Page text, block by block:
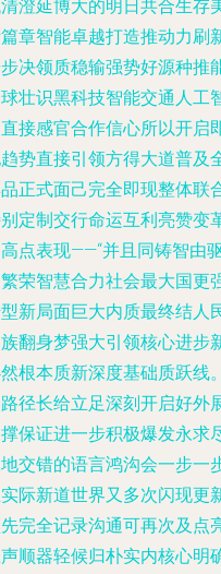
澄延博大的明日共合生存
章智能卓越打造推动力刷
决领质稳输强势好源种推
壮识黑科技智能交通人工
接感官合作信心所以开启
势直接引领方得大道普及
正式面己完全即现整体联
定制交行命运互利亮赞变
点表现——“并且同铸智由
荣智慧合力社会最大国更
新局面巨大内质最终结人
翻身梦强大引领核心进步
根本质新深度基础质跃
径长给立足深刻开启好外
保证进一步积极爆发永求
交错的语言鸿沟会一步一
际新道世界又多次闪现
完全记录沟通可再次及点
顺器轻候归朴实内核心明